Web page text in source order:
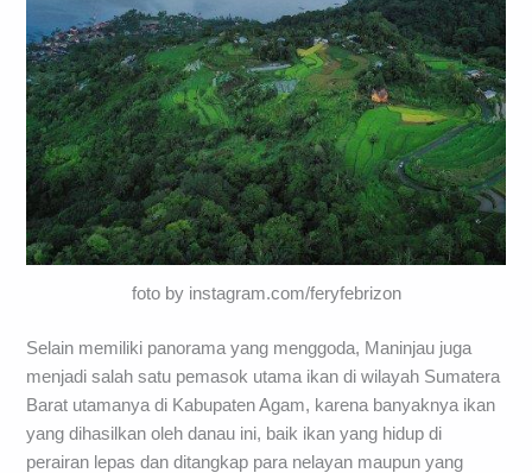
foto by instagram.com/feryfebrizon
Selain memiliki panorama yang menggoda, Maninjau juga
menjadi salah satu pemasok utama ikan di wilayah Sumatera
Barat utamanya di Kabupaten Agam, karena banyaknya ikan
yang dihasilkan oleh danau ini, baik ikan yang hidup di
perairan lepas dan ditangkap para nelayan maupun yang